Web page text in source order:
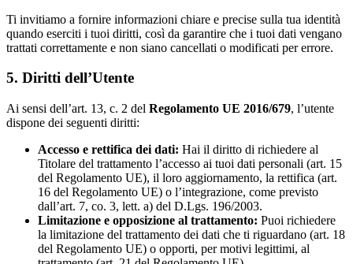
Ti invitiamo a fornire informazioni chiare e precise sulla tua identità
quando eserciti i tuoi diritti, così da garantire che i tuoi dati vengano
trattati correttamente e non siano cancellati o modificati per errore.
5. Diritti dell’Utente
Ai sensi dell’art. 13, c. 2 del Regolamento UE 2016/679, l’utente
dispone dei seguenti diritti:
Accesso e rettifica dei dati: Hai il diritto di richiedere al
Titolare del trattamento l’accesso ai tuoi dati personali (art. 15
del Regolamento UE), il loro aggiornamento, la rettifica (art.
16 del Regolamento UE) o l’integrazione, come previsto
dall’art. 7, co. 3, lett. a) del D.Lgs. 196/2003.
Limitazione e opposizione al trattamento: Puoi richiedere
la limitazione del trattamento dei dati che ti riguardano (art. 18
del Regolamento UE) o opporti, per motivi legittimi, al